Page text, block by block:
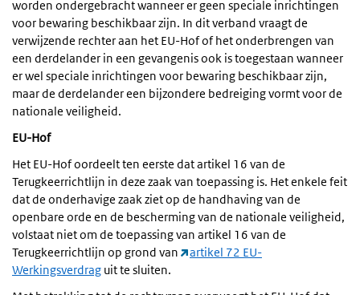
worden ondergebracht wanneer er geen speciale inrichtingen
voor bewaring beschikbaar zijn. In dit verband vraagt de
verwijzende rechter aan het EU-Hof of het onderbrengen van
een derdelander in een gevangenis ook is toegestaan wanneer
er wel speciale inrichtingen voor bewaring beschikbaar zijn,
maar de derdelander een bijzondere bedreiging vormt voor de
nationale veiligheid.
EU-Hof
Het EU-Hof oordeelt ten eerste dat artikel 16 van de
Terugkeerrichtlijn in deze zaak van toepassing is. Het enkele feit
dat de onderhavige zaak ziet op de handhaving van de
openbare orde en de bescherming van de nationale veiligheid,
volstaat niet om de toepassing van artikel 16 van de
Terugkeerrichtlijn op grond van
artikel 72 EU-
Werkingsverdrag uit te sluiten.